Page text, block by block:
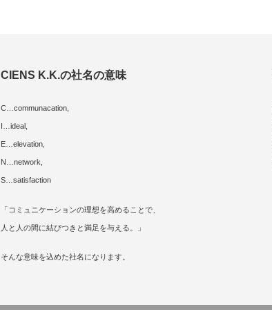
CIENS K.K.の社名の意味
C…communacation,
I…ideal,
E…elevation,
N…network,
S…satisfaction
「コミュニケーションの理想を高めることで、
人と人の間に結びつきと満足を与える。」
そんな意味を込めた社名になります。